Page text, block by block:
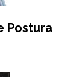
Postura